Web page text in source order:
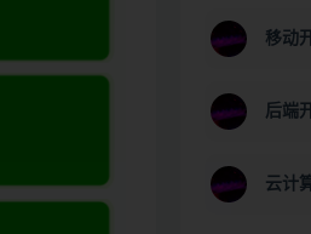
移动
后端
云计